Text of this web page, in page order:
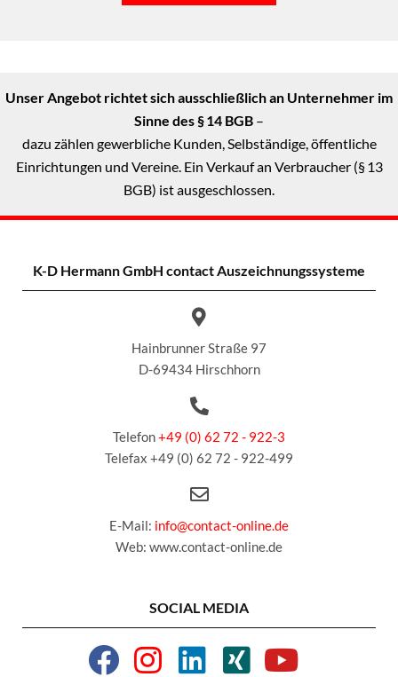
Unser Angebot richtet sich ausschließlich an Unternehmer im
Sinne des § 14 BGB –
dazu zählen gewerbliche Kunden, Selbständige, öffentliche
Einrichtungen und Vereine. Ein Verkauf an Verbraucher (§ 13
BGB) ist ausgeschlossen.
K-D Hermann GmbH contact Auszeichnungssysteme
Hainbrunner Straße 97
D-69434 Hirschhorn
Telefon+49 (0) 62 72 - 922-3
Telefax +49 (0) 62 72 - 922-499
E-Mail: info@contact-online.de
Web: www.contact-online.de
SOCIAL MEDIA